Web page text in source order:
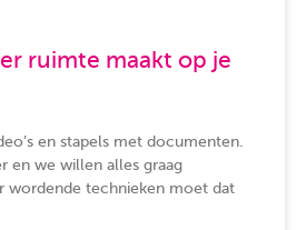
ruimte maakt op je
en stapels met documenten.
en we willen alles graag
wordende technieken moet dat